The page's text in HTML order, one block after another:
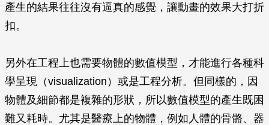
產生的結果往往沒有逼真的感覺，讓動畫的效果大打折
扣。
另外在工程上也需要物體的數值模型，才能進行各種科
學呈現（visualization）或是工程分析。但同樣的，因
物體及細節都是複雜的形狀，所以數值模型的產生既困
難又耗時。尤其是醫療上的物體，例如人體的骨骼、器